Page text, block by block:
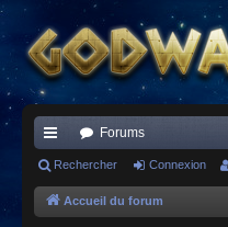
ac
co
Forums
Rechercher Connexion
Accueil du forum